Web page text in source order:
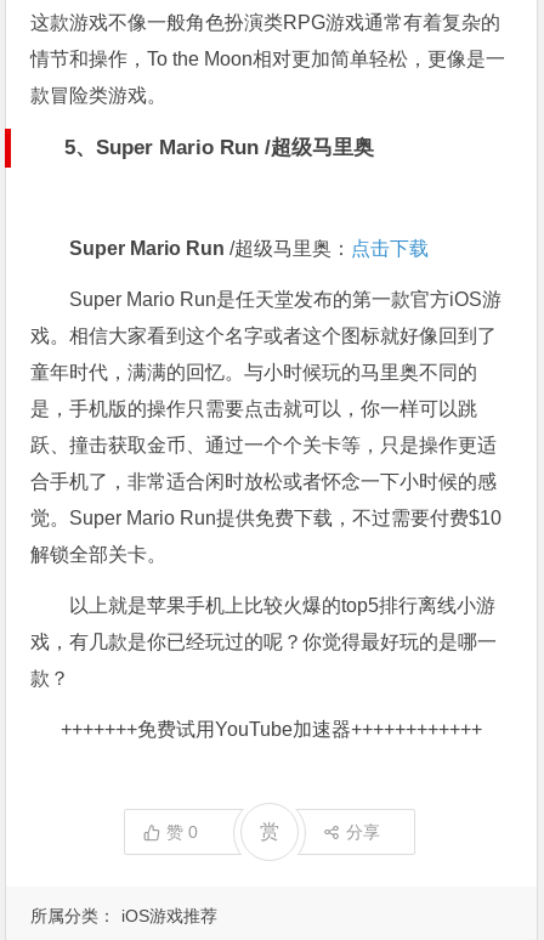
所属分类： iOS游戏推荐
这款游戏不像一般角色扮演类RPG游戏通常有着复杂的
情节和操作，To the Moon相对更加简单轻松，更像是一
款冒险类游戏。
5、Super Mario Run /超级马里奥
Super Mario Run /超级马里奥： 点击下载
Super Mario Run是任天堂发布的第一款官方iOS游
戏。相信大家看到这个名字或者这个图标就好像回到了
童年时代，满满的回忆。与小时候玩的马里奥不同的
是，手机版的操作只需要点击就可以，你一样可以跳
跃、撞击获取金币、通过一个个关卡等，只是操作更适
合手机了，非常适合闲时放松或者怀念一下小时候的感
觉。Super Mario Run提供免费下载，不过需要付费$10
解锁全部关卡。
以上就是苹果手机上比较火爆的top5排行离线小游
戏，有几款是你已经玩过的呢？你觉得最好玩的是哪一
款？
+++++++免费试用YouTube加速器++++++++++++
赞0 赏 分享